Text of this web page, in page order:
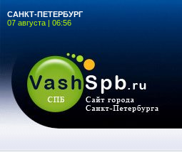
САНКТ-ПЕТЕРБУРГ
07 августа | 06:56